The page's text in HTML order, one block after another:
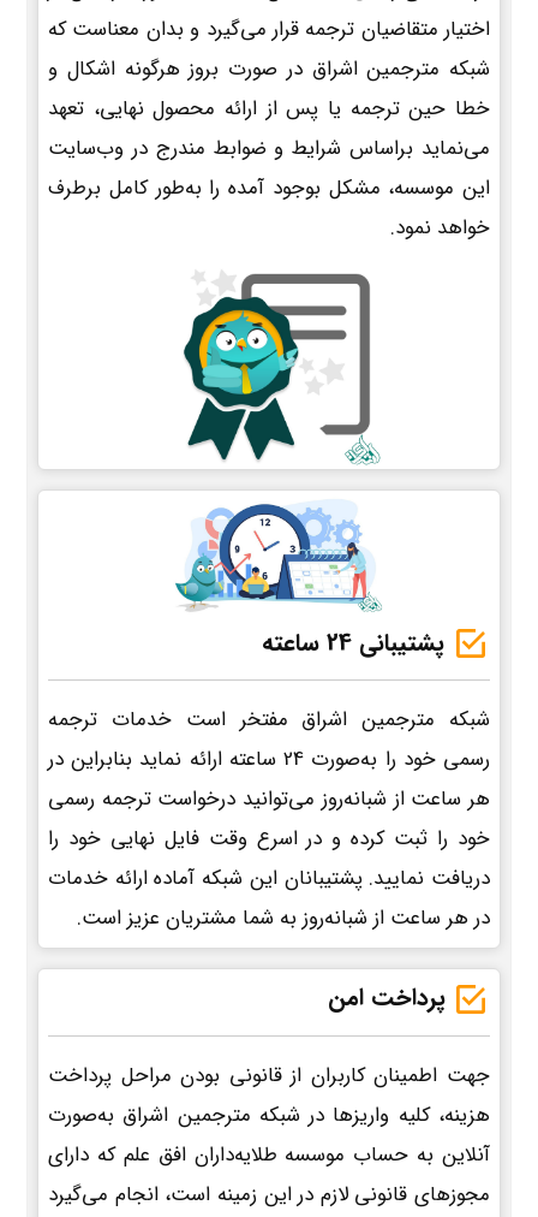
اختیار متقاضیان ترجمه قرار می‌گیرد و بدان معناست که
شبکه مترجمین اشراق در صورت بروز هرگونه اشکال و
خطا حین ترجمه یا پس از ارائه محصول نهایی، تعهد
می‌نماید براساس شرایط و ضوابط مندرج در وب‌سایت
این موسسه، مشکل بوجود آمده را به‌طور کامل برطرف
خواهد نمود.
پشتیبانی 24 ساعته
شبکه مترجمین اشراق مفتخر است خدمات ترجمه
رسمی خود را به‌صورت 24 ساعته ارائه نماید بنابراین در
هر ساعت از شبانه‌روز می‌توانید درخواست ترجمه رسمی
خود را ثبت کرده و در اسرع وقت فایل نهایی خود را
دریافت نمایید. پشتیبانان این شبکه آماده ارائه خدمات
در هر ساعت از شبانه‌روز به شما مشتریان عزیز است.
پرداخت امن
جهت اطمینان کاربران از قانونی بودن مراحل پرداخت
هزینه، کلیه واریزها در شبکه مترجمین اشراق به‌صورت
آنلاین به حساب موسسه طلایه‌داران افق علم که دارای
مجوزهای قانونی لازم در این زمینه است، انجام می‌گیرد